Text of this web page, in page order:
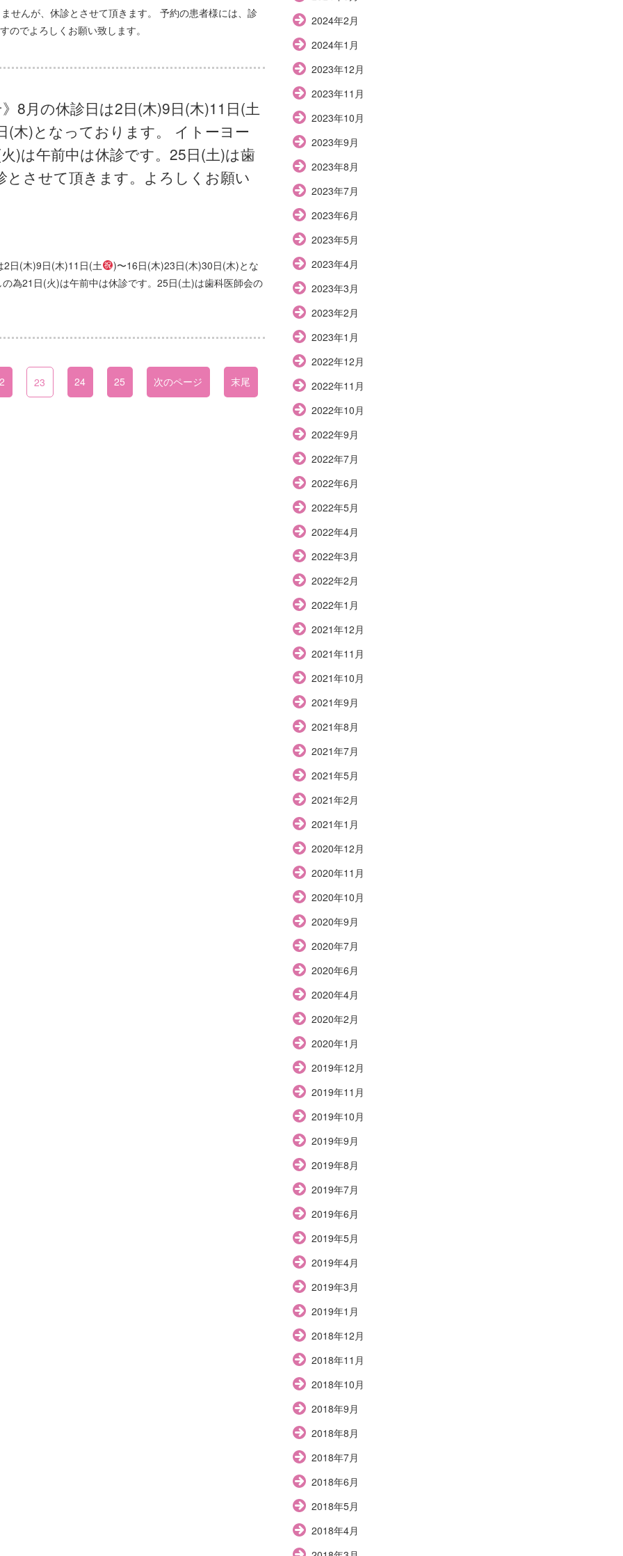
せんが、休診とさせて頂きます。 予約の患者様には、診
のでよろしくお願い致します。
8月の休診日は2日(木)9日(木)11日(土
(木)となっております。 イトーヨー
)は午前中は休診です。25日(土)は歯
とさせて頂きます。よろしくお願い
2日(木)9日(木)11日(土
)〜16日(木)23日(木)30日(木)とな
為21日(火)は午前中は休診です。25日(土)は歯科医師会の
23 24 25 次のページ 末尾
2024年2月
2024年1月
2023年12月
2023年11月
2023年10月
2023年9月
2023年8月
2023年7月
2023年6月
2023年5月
2023年4月
2023年3月
2023年2月
2023年1月
2022年12月
2022年11月
2022年10月
2022年9月
2022年7月
2022年6月
2022年5月
2022年4月
2022年3月
2022年2月
2022年1月
2021年12月
2021年11月
2021年10月
2021年9月
2021年8月
2021年7月
2021年5月
2021年2月
2021年1月
2020年12月
2020年11月
2020年10月
2020年9月
2020年7月
2020年6月
2020年4月
2020年2月
2020年1月
2019年12月
2019年11月
2019年10月
2019年9月
2019年8月
2019年7月
2019年6月
2019年5月
2019年4月
2019年3月
2019年1月
2018年12月
2018年11月
2018年10月
2018年9月
2018年8月
2018年7月
2018年6月
2018年5月
2018年4月